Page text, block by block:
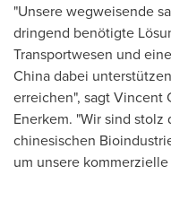
"Unsere wegweisende
dringend benötigte
Transportwesen und
Chinadabei
erreichen", sagt Vincent
Enerkem. "Wir sind
chinesischen
um unsere